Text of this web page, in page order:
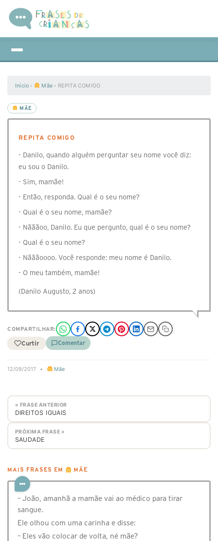
Início › Mãe › REPITA COMIGO
MÃE
REPITA COMIGO
- Danilo, quando alguém perguntar seu nome você diz:
eu sou o Danilo.
- Sim, mamãe!
- Então, responda. Qual é o seu nome?
- Qual é o seu nome, mamãe?
- Nãããoo, Danilo. Eu que pergunto, qual é o seu nome?
- Qual é o seu nome?
- Nãããoooo. Você responde: meu nome é Danilo.
- O meu também, mamãe!
(Danilo Augusto, 2 anos)
COMPARTILHAR:
Curtir Comentar
12/09/2017 • Mãe
« FRASE ANTERIOR
DIREITOS IGUAIS
PRÓXIMA FRASE »
SAUDADE
MAIS FRASES EM MÃE
– João, amanhã a mamãe vai ao médico para tirar
sangue.
Ele olhou com uma carinha e disse:
– Eles vão colocar de volta, né mãe?